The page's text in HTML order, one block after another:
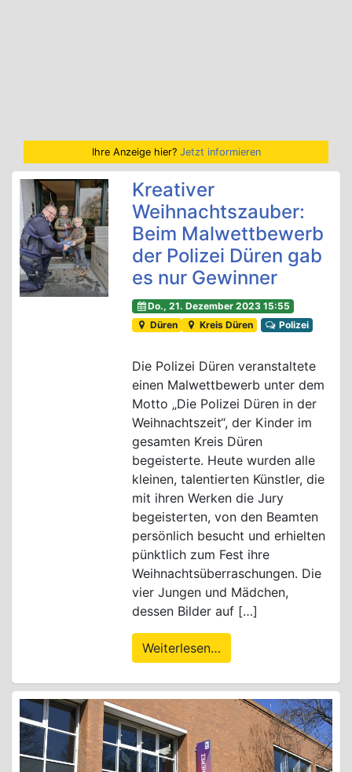
Ihre Anzeige hier? Jetzt informieren
Kreativer
Weihnachtszauber:
Beim Malwettbewerb
der Polizei Düren gab
es nur Gewinner
Do., 21. Dezember 2023 15:55
Düren
Kreis Düren Polizei
Die Polizei Düren veranstaltete
einen Malwettbewerb unter dem
Motto „Die Polizei Düren in der
Weihnachtszeit“, der Kinder im
gesamten Kreis Düren
begeisterte. Heute wurden alle
kleinen, talentierten Künstler, die
mit ihren Werken die Jury
begeisterten, von den Beamten
persönlich besucht und erhielten
pünktlich zum Fest ihre
Weihnachtsüberraschungen. Die
vier Jungen und Mädchen,
dessen Bilder auf […]
Weiterlesen…